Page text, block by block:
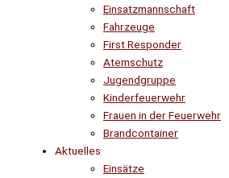
Einsatzmannschaft
Fahrzeuge
First Responder
Atemschutz
Jugendgruppe
Kinderfeuerwehr
Frauen in der Feuerwehr
Brandcontainer
Aktuelles
Einsätze